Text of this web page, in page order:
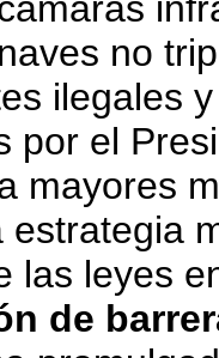
no
ilegales
por el
mayores
estrategia
las leyes
de